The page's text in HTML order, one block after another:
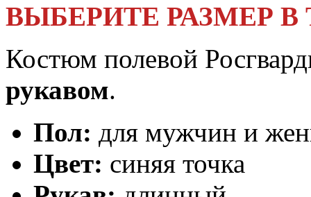
ВЫБЕРИТЕ РАЗМЕР В
Костюм полевой
рукавом.
Пол: для мужчин и
Цвет: синяя точка